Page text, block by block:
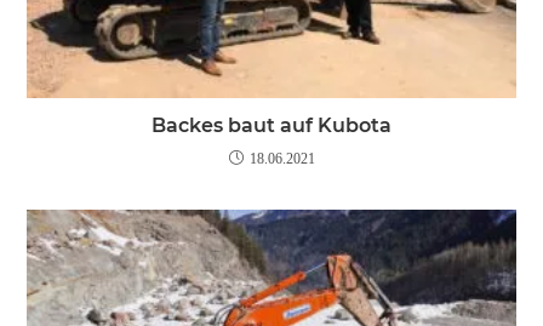
Backes baut auf Kubota
18.06.2021